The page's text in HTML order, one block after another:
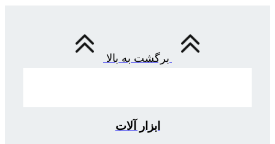
برگشت به بالا
ابزار آلات